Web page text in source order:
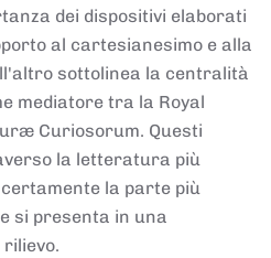
dei dispositivi elaborati
al cartesianesimo e alla
sottolinea la centralità
mediatore tra la Royal
Curiosorum. Questi
la letteratura più
la parte più
si presenta in una